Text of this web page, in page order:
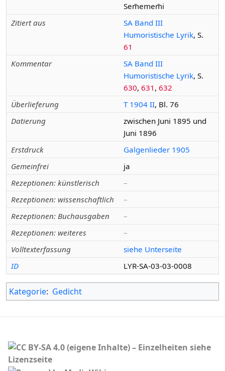
Sem̄emem̄i
Zitiert aus
SA Band III
Humoristische Lyrik, S.
61
Kommentar
SA Band III
Humoristische Lyrik, S.
630,631 ,632
Überlieferung
T 1904 II, Bl. 76
Datierung
zwischen Juni 1895 und
Juni 1896
Erstdruck
Galgenlieder 1905
Gemeinfrei
ja
Rezeptionen: künstlerisch
–
Rezeptionen: wissenschaftlich
–
Rezeptionen: Buchausgaben
–
Rezeptionen: weiteres
–
Volltexterfassung
siehe Unterseite
ID
LYR-SA-03-03-0008
Kategorie: Gedicht